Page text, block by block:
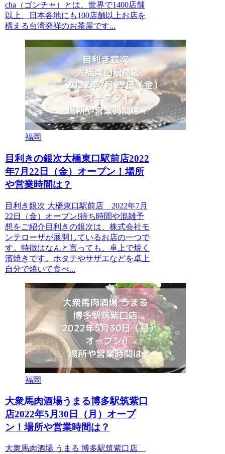
cha（ゴンチャ）とは、世界で1400店舗
以上、日本各地にも100店舗以上お店を
構える台湾発祥のお茶屋です...
福岡
目利きの銀次大橋東口駅前店2022
年7月22日（金）オープン！場所
や営業時間は？
目利き銀次 大橋東口駅前店 2022年7月
22日（金）オープン!待ち時間や混雑予
想をご紹介目利きの銀次は、株式会社モ
ンテローザが展開しているお店の一つで
す。特徴はなんと言っても、卓上で焼く
濱焼きです。ホタテやサザエなどを卓上
自分で焼いて食べ...
福岡
大衆馬肉酒場うまる博多駅筑紫口
店2022年5月30日（月）オープ
ン！場所や営業時間は？
大衆馬肉酒場 うまる 博多駅筑紫口店